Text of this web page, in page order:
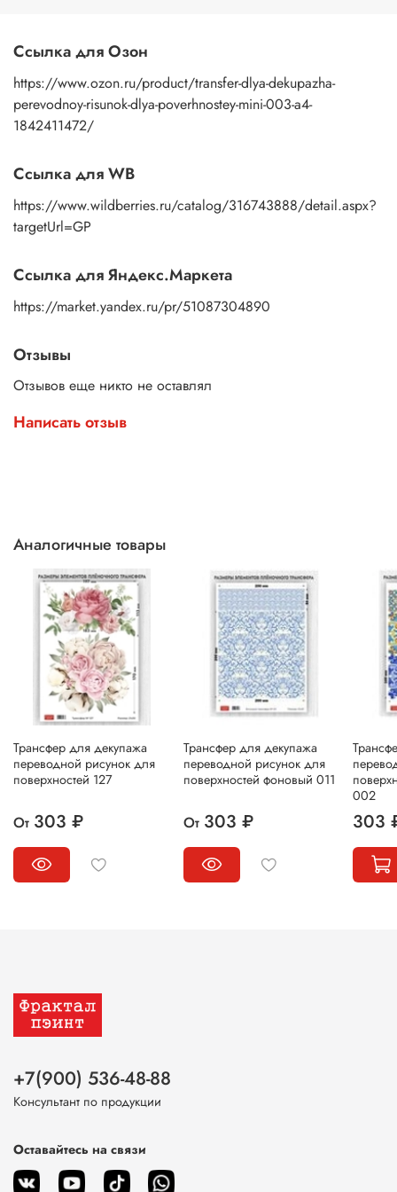
удалите лишнюю влагу и воздух бумажным полотенцем
или кусочком сухой ткани. После чего покройте
изображение любым покрывным лаком. Отлично
подойдет акриловый лак на водной основе, матовый,
глянцевый, полуглянцевый.
Ссылка для Озон
https://www.ozon.ru/product/transfer-dlya-dekupazha-
perevodnoy-risunok-dlya-poverhnostey-mini-003-a4-
1842411472/
Ссылка для WB
https://www.wildberries.ru/catalog/316743888/detail.aspx?
targetUrl=GP
Ссылка для Яндекс.Маркета
https://market.yandex.ru/pr/51087304890
Отзывы
Отзывов еще никто не оставлял
Написать отзыв
Аналогичные товары
Трансфер для декупажа
переводной рисунок для
поверхностей 127
От 303 ₽
Трансфер для декупажа
переводной рисунок для
поверхностей фоновый 011
От 303 ₽
002
303
+7(900) 536-48-88
Консультант по продукции
Оставайтесь на связи